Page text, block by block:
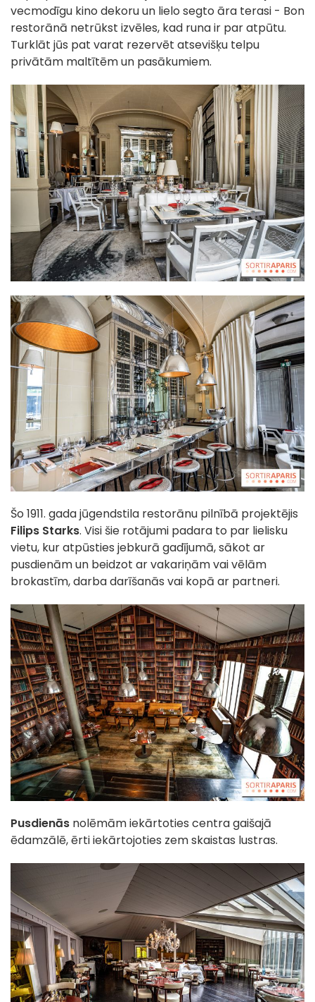
vecmodīgu kino dekoru un lielo segto āra terasi - Bon
restorānā netrūkst izvēles, kad runa ir par atpūtu.
Turklāt jūs pat varat rezervēt atsevišķu telpu
privātām maltītēm un pasākumiem.
Šo 1911. gada jūgendstila restorānu pilnībā projektējis
Filips Starks. Visi šie rotājumi padara to par lielisku
vietu, kur atpūsties jebkurā gadījumā, sākot ar
pusdienām un beidzot ar vakariņām vai vēlām
brokastīm, darba darīšanās vai kopā ar partneri.
Pusdienās nolēmām iekārtoties centra gaišajā
ēdamzālē, ērti iekārtojoties zem skaistas lustras.